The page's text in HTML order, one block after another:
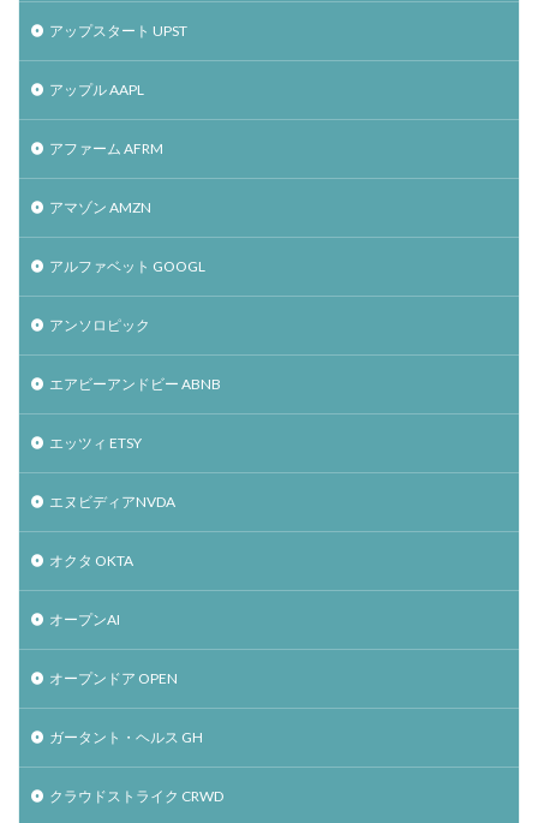
アップスタート UPST
アップル AAPL
アファーム AFRM
アマゾン AMZN
アルファベット GOOGL
アンソロピック
エアビーアンドビー ABNB
エッツィ ETSY
エヌビディアNVDA
オクタ OKTA
オープンAI
オープンドア OPEN
ガータント・ヘルス GH
クラウドストライク CRWD